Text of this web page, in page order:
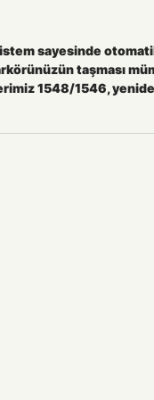
sayesinde
taşması
1548/1546,